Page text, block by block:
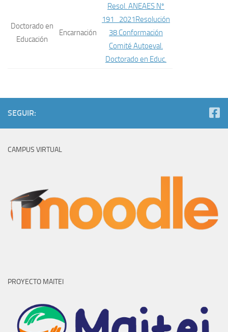
Doctorado en
Educación
Encarnación
Resol. ANEAES Nº
191_2021Resolución
38 Conformación
Comité Autoeval.
Doctorado en Educ.
SEGUIR:
CAMPUS VIRTUAL
PROYECTO MAITEI